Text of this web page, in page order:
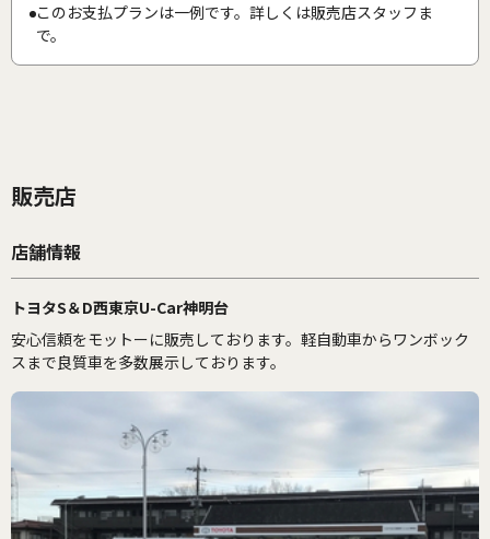
このお支払プランは一例です。詳しくは販売店スタッフま
で。
販売店
店舗情報
トヨタS＆D西東京U-Car神明台
安心信頼をモットーに販売しております。軽自動車からワンボック
スまで良質車を多数展示しております。